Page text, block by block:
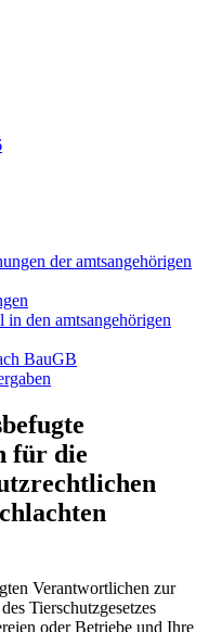
der amtsangehörigen
den amtsangehörigen
BauGB
für die
Verantwortlichen zur
Tierschutzgesetzes
oder Betriebe und Ihre